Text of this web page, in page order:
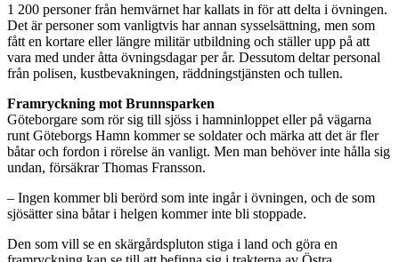
1 200 personer från hemvärnet har kallats in för att delta i övningen.
Det är personer som vanligtvis har annan sysselsättning, men som
fått en kortare eller längre militär utbildning och ställer upp på att
vara med under åtta övningsdagar per år. Dessutom deltar personal
från polisen, kustbevakningen, räddningstjänsten och tullen.
Framryckning mot Brunnsparken
Göteborgare som rör sig till sjöss i hamninloppet eller på vägarna
runt Göteborgs Hamn kommer se soldater och märka att det är fler
båtar och fordon i rörelse än vanligt. Men man behöver inte hålla sig
undan, försäkrar Thomas Fransson.
– Ingen kommer bli berörd som inte ingår i övningen, och de som
sjösätter sina båtar i helgen kommer inte bli stoppade.
Den som vill se en skärgårdspluton stiga i land och göra en